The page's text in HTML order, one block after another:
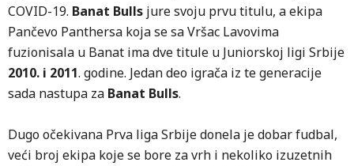
COVID-19. Banat Bulls jure svoju prvu titulu, a ekipa
Pančevo Panthersa koja se sa Vršac Lavovima
fuzionisala u Banat ima dve titule u Juniorskoj ligi Srbije
2010. i 2011. godine. Jedan deo igrača iz te generacije
sada nastupa za Banat Bulls.
Dugo očekivana Prva liga Srbije donela je dobar fudbal,
veći broj ekipa koje se bore za vrh i nekoliko izuzetnih